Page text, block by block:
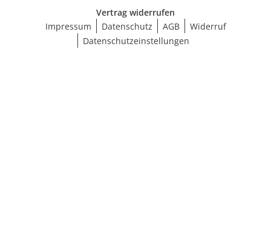
Vertrag widerrufen
Impressum
Datenschutz AGB
Widerruf
Datenschutzeinstellungen